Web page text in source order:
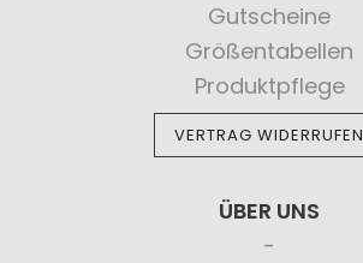
Gutscheine
Größentabellen
Produktpflege
VERTRAG WIDERRUFEN
ÜBER UNS